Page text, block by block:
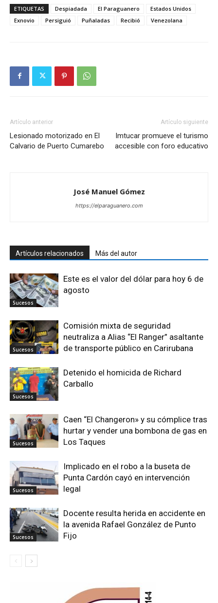
ETIQUETAS Despiadada El Paraguanero
Estados Unidos
Exnovio
Persiguió Puñaladas Recibió Venezolana
Artículo anterior
Lesionado motorizado en El
Calvario de Puerto Cumarebo
Artículo siguiente
Imtucar promueve el turismo
accesible con foro educativo
José Manuel Gómez
https://elparaguanero.com
Artículos relacionados Más del autor
Sucesos
Este es el valor del dólar para hoy 6 de
agosto
Sucesos
Comisión mixta de seguridad
neutraliza a Alias “El Ranger” asaltante
de transporte público en Carirubana
Sucesos
Detenido el homicida de Richard
Carballo
Sucesos
Caen “El Changeron» y su cómplice tras
hurtar y vender una bombona de gas en
Los Taques
Sucesos
Implicado en el robo a la buseta de
Punta Cardón cayó en intervención
legal
Sucesos
Docente resulta herida en accidente en
la avenida Rafael González de Punto
Fijo